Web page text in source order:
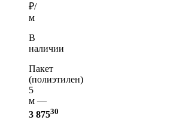
₽/
м
В
наличии
Пакет
(полиэтилен)
5
м —
3 87530